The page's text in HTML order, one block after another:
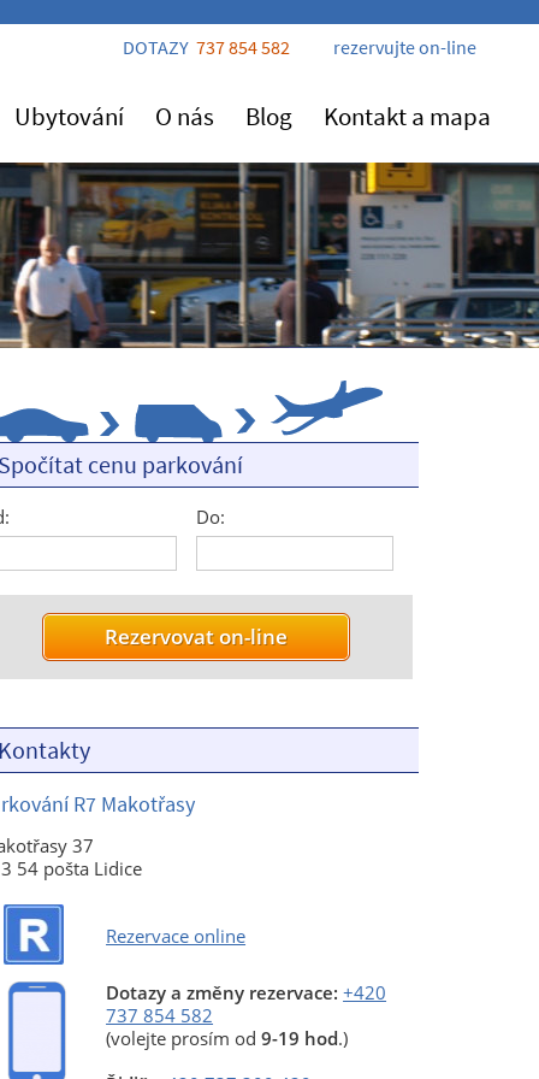
cenu parkování
Do:
R7 Makotřasy
37
54 pošta Lidice
Rezervace online
Dotazy a změny rezervace:+420
737 854 582
(volejte prosím od9-19 hod.)
DOTAZY 737 854 582 rezervujte on-line
Ubytování O nás Blog Kontakt a mapa